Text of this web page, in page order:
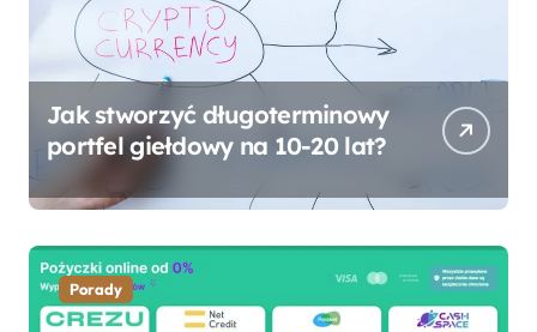
Jak stworzyć długoterminowy
portfel giełdowy na 10-20 lat?
Porady